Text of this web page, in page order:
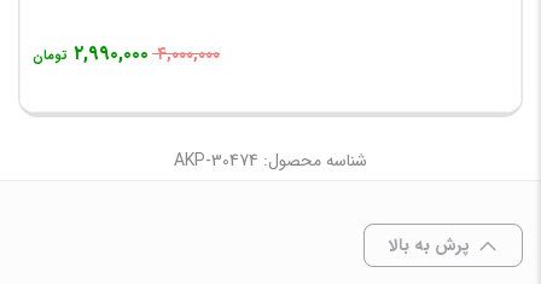
۴,۰۰۰,۰۰۰ ۲,۹۹۰,۰۰۰ تومان
شناسه محصول: AKP-30474
پرش به بالا